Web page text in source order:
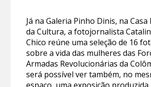
Já na Galeria Pinho Dinis, na
da Cultura, a fotojornalista
Chico reúne uma seleção de 16
sobre a vida das mulheres das
Armadas Revolucionárias da
será possível ver também, no